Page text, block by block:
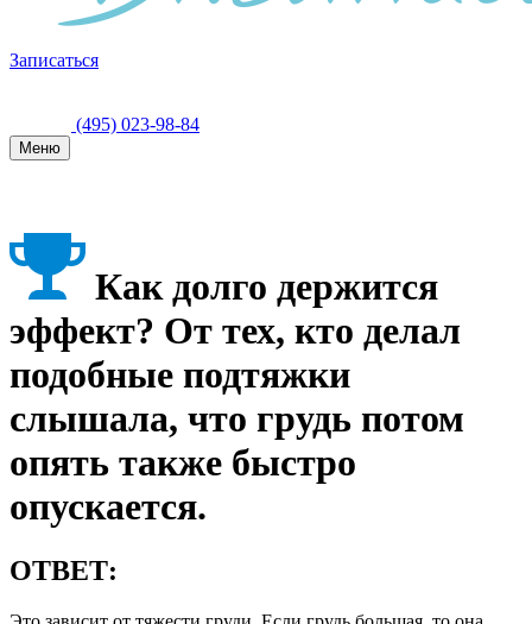
Записаться
(495) 023-98-84
Меню
Как долго держится
эффект? От тех, кто делал
подобные подтяжки
слышала, что грудь потом
опять также быстро
опускается.
ОТВЕТ: